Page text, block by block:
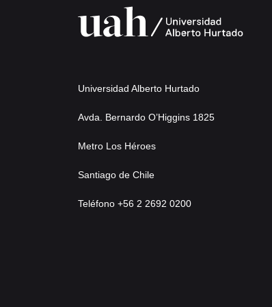
Universidad Alberto Hurtado
Avda. Bernardo O’Higgins 1825
Metro Los Héroes
Santiago de Chile
Teléfono +56 2 2692 0200